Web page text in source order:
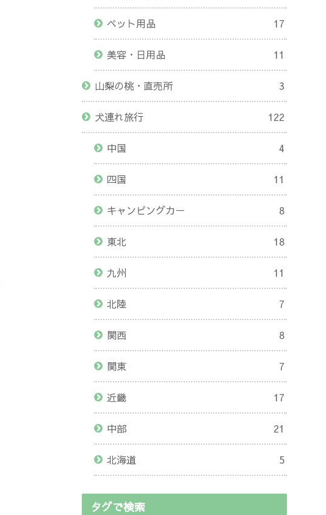
ペット用品 17
美容・日用品 11
山梨の桃・直売所 3
犬連れ旅行 122
中国 4
四国 11
キャンピングカー 8
東北 18
九州 11
北陸 7
関西 8
関東 7
近畿 17
中部 21
北海道 5
タグで検索